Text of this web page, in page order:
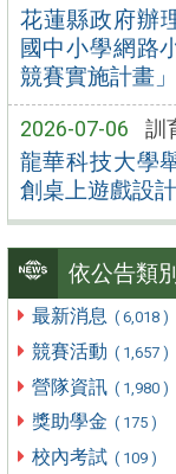
花蓮縣政府辦
國中小學網路
競賽實施計畫」
2026-07-06 訓
龍華科技大學
創桌上遊戲設計
依公告類
最新消息 ( 6,018 )
競賽活動 ( 1,657 )
營隊資訊 ( 1,980 )
獎助學金 ( 175 )
校內考試 ( 109 )